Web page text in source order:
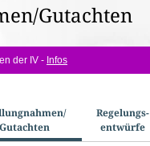
Gutachten
der IV - Infos
Gutachten
Regelungs­
entwürfe